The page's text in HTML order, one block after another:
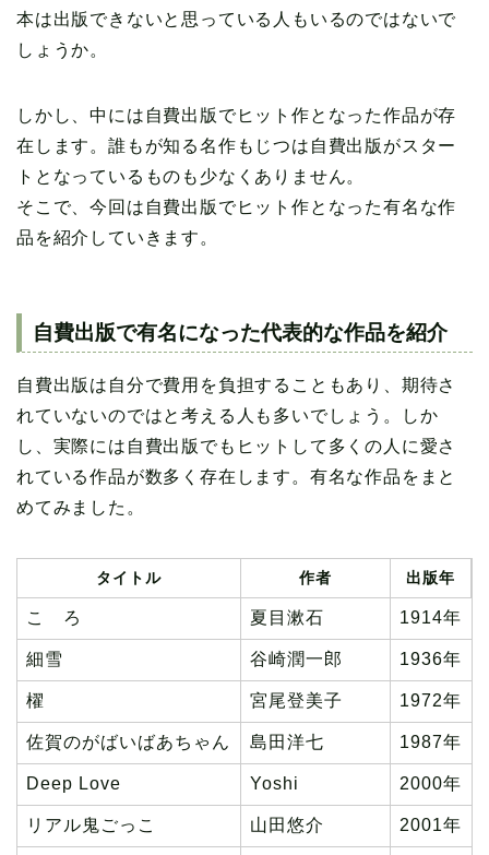
本は出版できないと思っている人もいるのではないで
しょうか。
しかし、中には自費出版でヒット作となった作品が存
在します。誰もが知る名作もじつは自費出版がスター
トとなっているものも少なくありません。
そこで、今回は自費出版でヒット作となった有名な作
品を紹介していきます。
自費出版で有名になった代表的な作品を紹介
自費出版は自分で費用を負担することもあり、期待さ
れていないのではと考える人も多いでしょう。しか
し、実際には自費出版でもヒットして多くの人に愛さ
れている作品が数多く存在します。有名な作品をまと
めてみました。
タイトル 作者 出版年
こゝろ 夏目漱石 1914年
細雪 谷崎潤一郎 1936年
櫂 宮尾登美子 1972年
佐賀のがばいばあちゃん 島田洋七 1987年
Deep Love Yoshi 2000年
リアル鬼ごっこ 山田悠介 2001年